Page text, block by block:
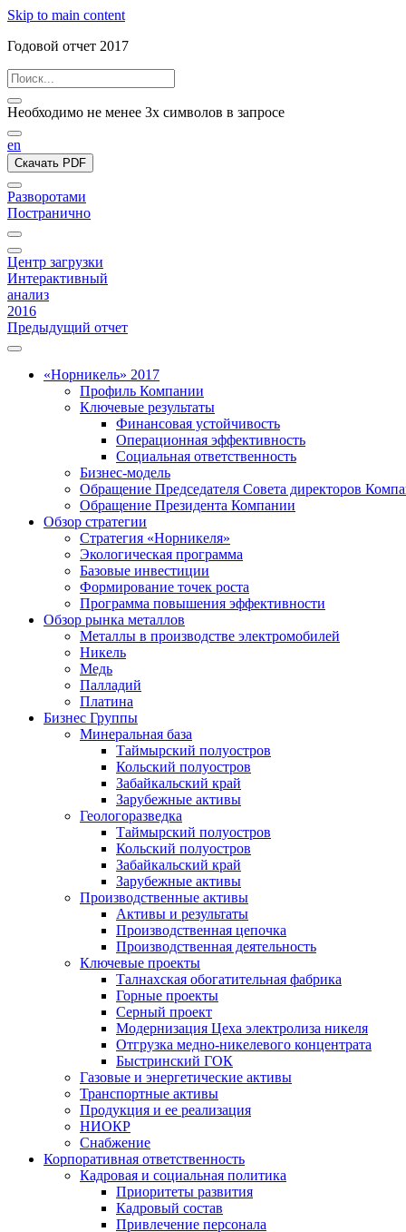
Skip to main content
Годовой отчет 2017
Необходимо не менее 3х символов в запросе
en
Скачать PDF
Разворотами
Постранично
Центр загрузки
Интерактивный
анализ
2016
Предыдущий отчет
«Норникель» 2017
Профиль Компании
Ключевые результаты
Финансовая устойчивость
Операционная эффективность
Социальная ответственность
Бизнес-модель
Обращение Председателя Совета директоров
Обращение Президента Компании
Обзор стратегии
Стратегия «Норникеля»
Экологическая программа
Базовые инвестиции
Формирование точек роста
Программа повышения эффективности
Обзор рынка металлов
Металлы в производстве электромобилей
Никель
Медь
Палладий
Платина
Бизнес Группы
Минеральная база
Таймырский полуостров
Кольский полуостров
Забайкальский край
Зарубежные активы
Геологоразведка
Таймырский полуостров
Кольский полуостров
Забайкальский край
Зарубежные активы
Производственные активы
Активы и результаты
Производственная цепочка
Производственная деятельность
Ключевые проекты
Талнахская обогатительная фабрика
Горные проекты
Серный проект
Модернизация Цеха электролиза никеля
Отгрузка медно-никелевого концентрата
Быстринский ГОК
Газовые и энергетические активы
Транспортные активы
Продукция и ее реализация
НИОКР
Снабжение
Корпоративная ответственность
Кадровая и социальная политика
Приоритеты развития
Кадровый состав
Привлечение персонала